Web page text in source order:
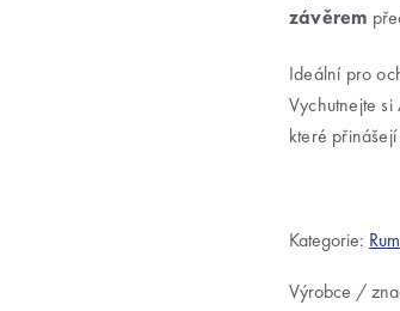
Kategorie:
Výrobce /
závěrem
Ideální pro
Vychutnejte
které